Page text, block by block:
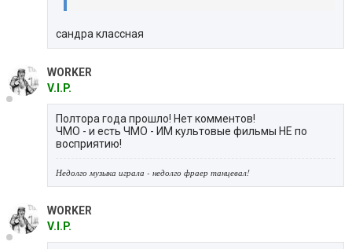
сандра классная
WORKER
V.I.P.
Полтора года прошло! Нет комментов!
ЧМО - и есть ЧМО - ИМ культовые фильмы НЕ по
восприятию!
Недолго музыка играла - недолго фраер танцевал!
WORKER
V.I.P.